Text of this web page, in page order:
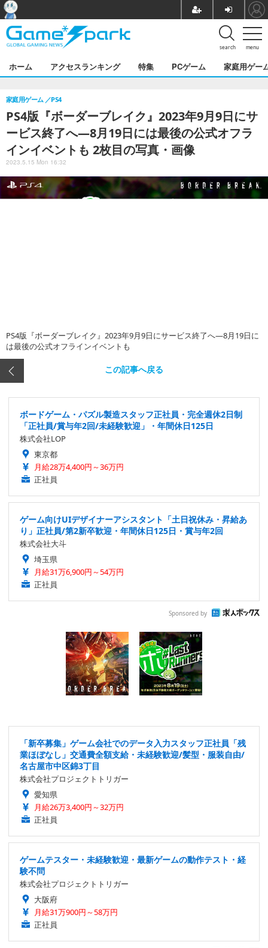
menu
search
ホーム アクセスランキング 特集 PCゲーム 家庭用ゲー
PS4版『ボーダーブレイク』2023年9月9日にサ
ービス終了へ―8月19日には最後の公式オフラ
インイベントも 2枚目の写真・画像
家庭用ゲーム PS4
2023.5.15 Mon 16:32
PS4版『ボーダーブレイク』2023年9月9日にサービス終了へ―8月19日に
は最後の公式オフラインイベントも
この記事へ戻る
ボードゲーム・パズル製造スタッフ正社員・完全週休2日制
「正社員/賞与年2回/未経験歓迎」・年間休日125日
株式会社LOP
東京都
月給28万4,400円～36万円
正社員
ゲーム向けUIデザイナーアシスタント「土日祝休み・昇給あ
り」正社員/第2新卒歓迎・年間休日125日・賞与年2回
株式会社大斗
埼玉県
月給31万6,900円～54万円
正社員
Sponsored by
「新卒募集」ゲーム会社でのデータ入力スタッフ正社員「残
業ほぼなし」交通費全額支給・未経験歓迎/髪型・服装自由/
名古屋市中区錦3丁目
株式会社プロジェクトトリガー
愛知県
月給26万3,400円～32万円
正社員
ゲームテスター・未経験歓迎・最新ゲームの動作テスト・経
験不問
株式会社プロジェクトトリガー
大阪府
月給31万900円～58万円
正社員